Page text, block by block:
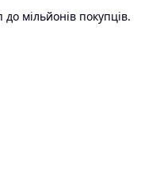
мільйонів покупців.